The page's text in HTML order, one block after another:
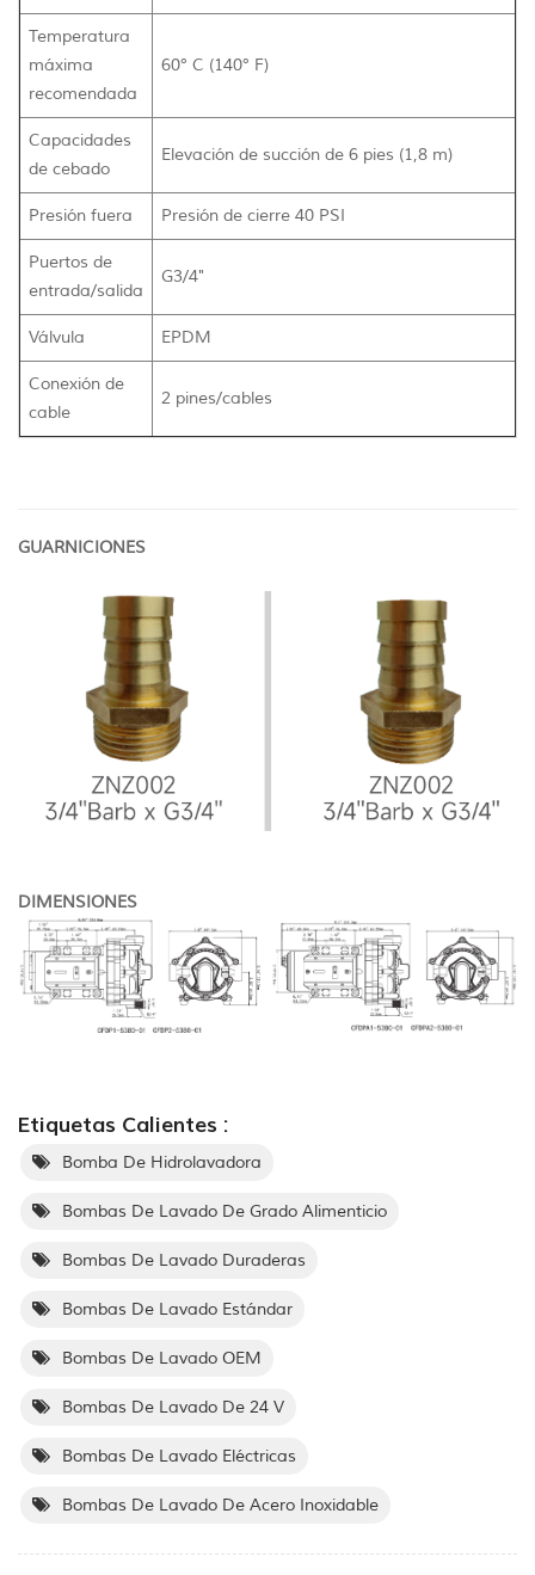
Temperatura
máxima
recomendada
60° C (140° F)
Capacidades
de cebado
Elevación de succión de 6 pies (1,8 m)
Presión fuera Presión de cierre 40 PSI
Puertos de
entrada/salida
G3/4"
Válvula EPDM
Conexión de
cable
2 pines/cables
GUARNICIONES
DIMENSIONES
Etiquetas Calientes :
Bomba De Hidrolavadora
Bombas De Lavado De Grado Alimenticio
Bombas De Lavado Duraderas
Bombas De Lavado Estándar
Bombas De Lavado OEM
Bombas De Lavado De 24 V
Bombas De Lavado Eléctricas
Bombas De Lavado De Acero Inoxidable